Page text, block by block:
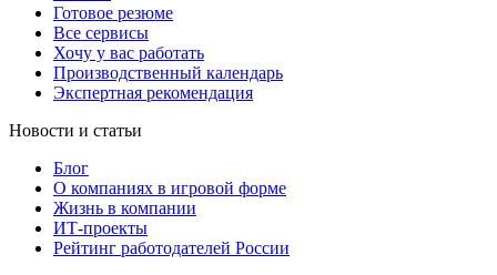
Готовое резюме
Все сервисы
Хочу у вас работать
Производственный календарь
Экспертная рекомендация
Новости и статьи
Блог
О компаниях в игровой форме
Жизнь в компании
ИТ-проекты
Рейтинг работодателей России